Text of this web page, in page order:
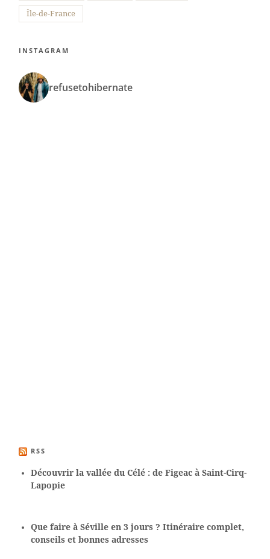
Île-de-France
INSTAGRAM
refusetohibernate
RSS
Découvrir la vallée du Célé : de Figeac à Saint-Cirq-
Lapopie
Que faire à Séville en 3 jours ? Itinéraire complet,
conseils et bonnes adresses